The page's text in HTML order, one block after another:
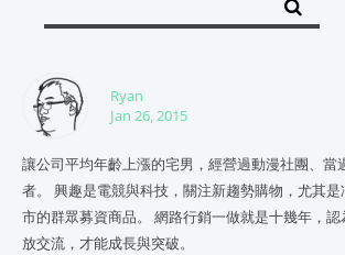
Ryan
Jan 26, 2015
讓公司平均年齡上漲的宅男，經營過動漫社團、當
者。 興趣是電競與科技，關注新趨勢購物，尤其
市的群眾募資商品。 網路行銷一做就是十幾年，
放交流，才能成長與突破。